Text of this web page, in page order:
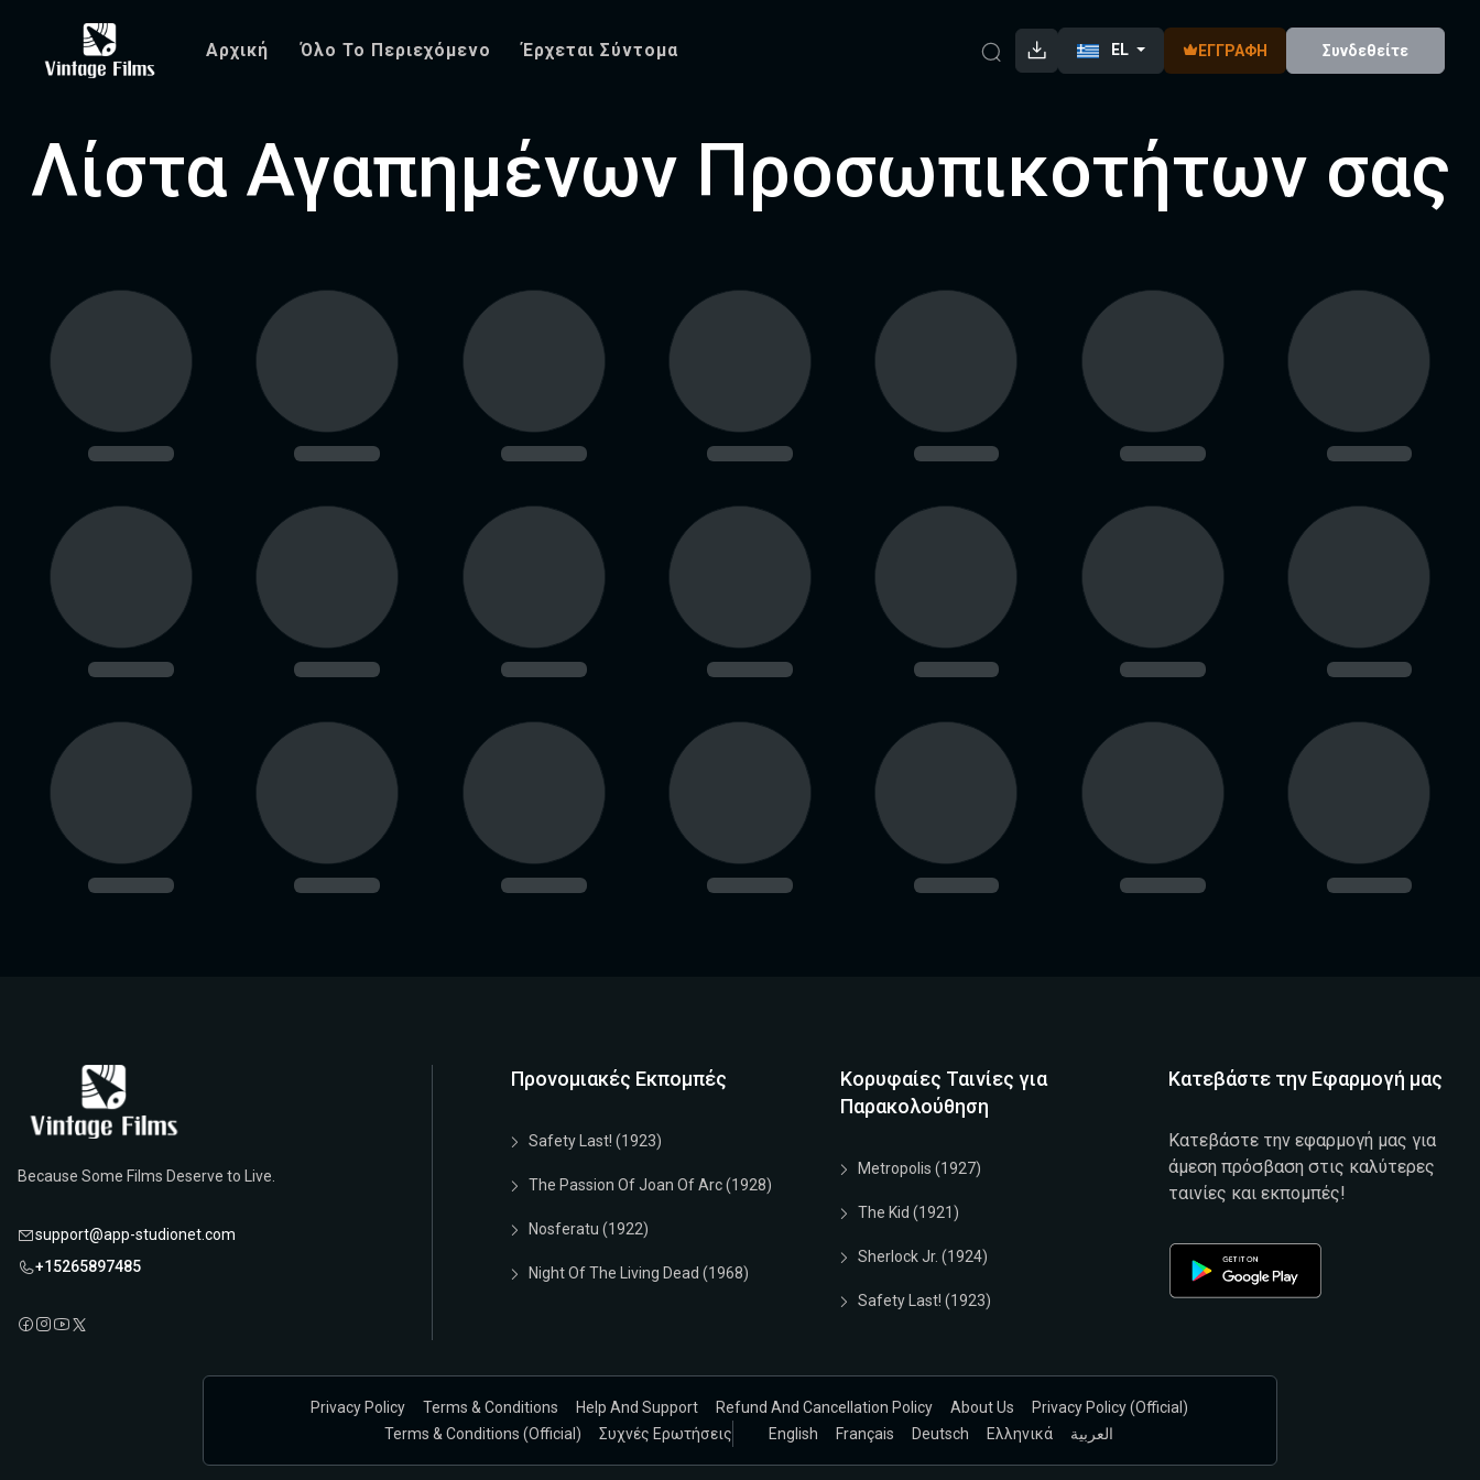
Αρχική Όλο Το Περιεχόμενο Έρχεται Σύντομα EL ΕΓΓΡΑΦΉ Συνδεθείτε
Λίστα Αγαπημένων Προσωπικοτήτων σας
Because Some Films Deserve to Live.
support@app-studionet.com
+15265897485
Προνομιακές Εκπομπές
Safety Last! (1923)
The Passion Of Joan Of Arc (1928)
Nosferatu (1922)
Night Of The Living Dead (1968)
Κορυφαίες Ταινίες για
Παρακολούθηση
Metropolis (1927)
The Kid (1921)
Sherlock Jr. (1924)
Safety Last! (1923)
Κατεβάστε την Εφαρμογή μας
Κατεβάστε την εφαρμογή μας για
άμεση πρόσβαση στις καλύτερες
ταινίες και εκπομπές!
Privacy Policy Terms & Conditions Help And Support Refund And Cancellation Policy About Us
Privacy Policy (official)
Terms & Conditions (Official)
Συχνές Ερωτήσεις English Français Deutsch Ελληνικά العربية